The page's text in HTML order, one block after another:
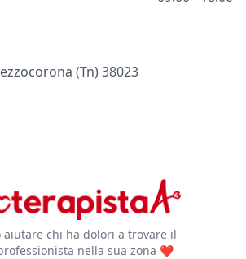
(tn) 38023
aiutare chi ha dolori a trovare il
nella sua zona ❤️